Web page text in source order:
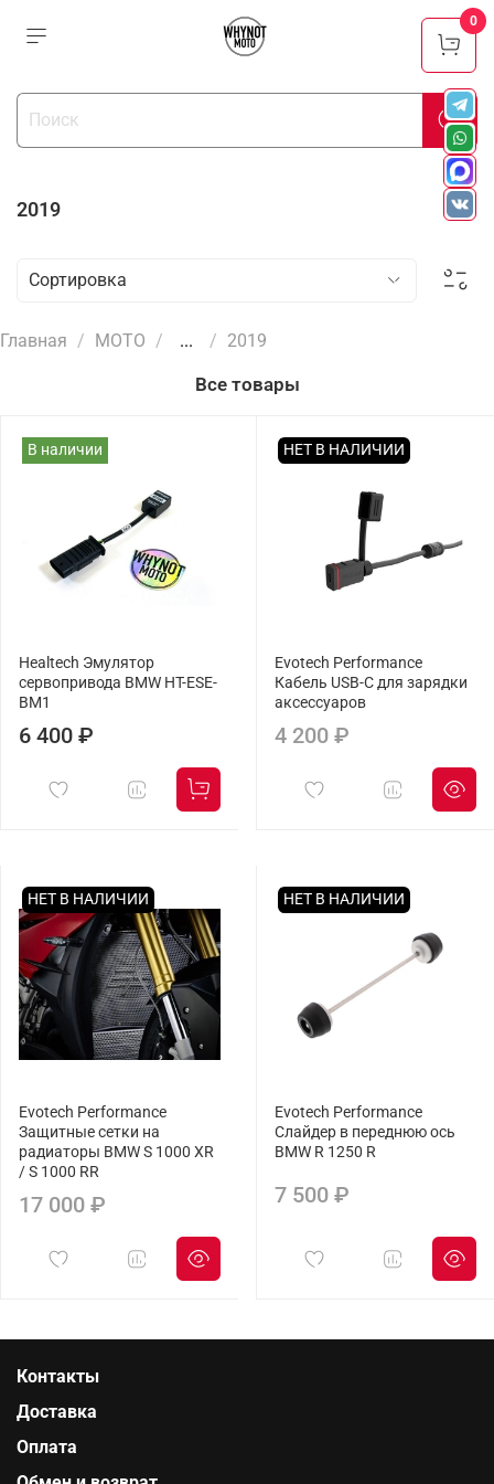
2019
Главная МОТО ... 2019
Все товары
В наличии
Healtech Эмулятор
сервопривода BMW HT-ESE-
BM1
6 400 ₽
НЕТ В НАЛИЧИИ
Evotech Performance
Кабель USB-C для зарядки
аксессуаров
4 200 ₽
НЕТ В НАЛИЧИИ
Evotech Performance
Защитные сетки на
радиаторы BMW S 1000 XR
/ S 1000 RR
17 000 ₽
НЕТ В НАЛИЧИИ
Evotech Performance
Слайдер в переднюю ось
BMW R 1250 R
7 500 ₽
Контакты
Доставка
Оплата
0